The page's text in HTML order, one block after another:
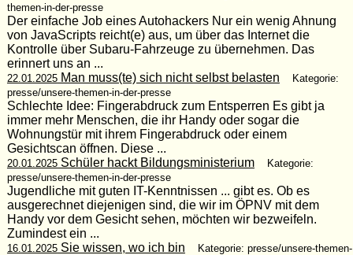
themen-in-der-presse
Der einfache Job eines Autohackers Nur ein wenig Ahnung
von JavaScripts reicht(e) aus, um über das Internet die
Kontrolle über Subaru-Fahrzeuge zu übernehmen. Das
erinnert uns an ...
22.01.2025Man muss(te) sich nicht selbst belasten
Kategorie:
presse/unsere-themen-in-der-presse
Schlechte Idee: Fingerabdruck zum Entsperren Es gibt ja
immer mehr Menschen, die ihr Handy oder sogar die
Wohnungstür mit ihrem Fingerabdruck oder einem
Gesichtscan öffnen. Diese ...
20.01.2025Schüler hackt Bildungsministerium
Kategorie:
presse/unsere-themen-in-der-presse
Jugendliche mit guten IT-Kenntnissen ... gibt es. Ob es
ausgerechnet diejenigen sind, die wir im ÖPNV mit dem
Handy vor dem Gesicht sehen, möchten wir bezweifeln.
Zumindest ein ...
16.01.2025Sie wissen, wo ich bin
Kategorie: presse/unsere-themen-